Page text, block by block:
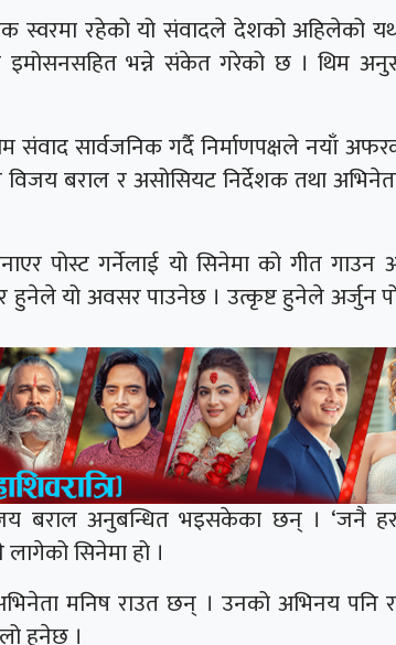
स्वरमा रहेको यो संवादले देशको अहिलेको
इमोसनसहित भन्ने संकेत गरेको छ । थिम
संवाद सार्वजनिक गर्दै निर्माणपक्षले नयाँ
बराल र असोसियट निर्देशक तथा
पोस्ट गर्नेलाई यो सिनेमा को गीत गाउन
हुनेले यो अवसर पाउनेछ । उत्कृष्ट हुनेले अर्जुन
बराल अनुबन्धित भइसकेका छन् । ‘जनै
लागेको सिनेमा हो ।
मनिष राउत छन् । उनको अभिनय
हुनेछ ।